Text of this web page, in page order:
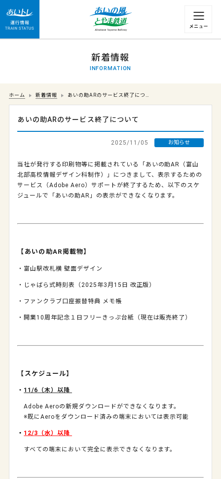
運行情報 列車の遅れ情報等についてはこちら
新着情報
INFORMATION
ホーム 新着情報 あいの助ARのサービス終了につ…
あいの助ARのサービス終了について
2025/11/05 お知らせ
当社が発行する印刷物等に掲載されている「あいの助AR （富山
北部高校情報デザイン科制作）」につきまして、表示するための
サービス（Adobe Aero）サポートが終了するため、以下のスケ
ジュールで「あいの助AR」の表示ができなくなります。
【あいの助AR掲載物】
・富山駅改札横 壁面デザイン
・じゃばら式時刻表（ 2025年3月15日 改正版）
・ファンクラブ口座振替特典 メモ帳
・開業10 周年記念１日フリーきっぷ台紙（現在は販売終了）
【スケジュール】
・ 11/6（木）以降
Adobe Aeroの新規ダウンロードができなくなります。
※既にAeroをダウンロード済みの端末においては表示可能
・ 12/3（水）以降
すべての端末において完全に表示できなくなります。